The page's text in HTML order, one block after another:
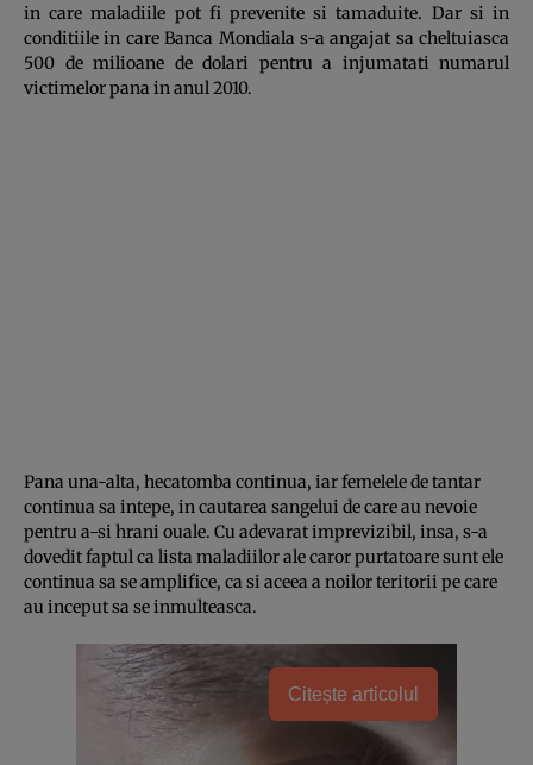
in care maladiile pot fi prevenite si tamaduite. Dar si in
conditiile in care Banca Mondiala s-a angajat sa cheltuiasca
500 de milioane de dolari pentru a injumatati numarul
victimelor pana in anul 2010.
Pana una-alta, hecatomba continua, iar femelele de tantar
continua sa intepe, in cautarea sangelui de care au nevoie
pentru a-si hrani ouale. Cu adevarat imprevizibil, insa, s-a
dovedit faptul ca lista maladiilor ale caror purtatoare sunt ele
continua sa se amplifice, ca si aceea a noilor teritorii pe care
au inceput sa se inmulteasca.
Citește articolul